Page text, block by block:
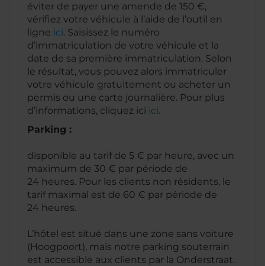
éviter de payer une amende de 150 €,
vérifiez votre véhicule à l’aide de l’outil en
ligne ici. Saisissez le numéro
d’immatriculation de votre véhicule et la
date de sa première immatriculation. Selon
le résultat, vous pouvez alors immatriculer
votre véhicule gratuitement ou acheter un
permis ou une carte journalière. Pour plus
d’informations, cliquez ici ici.
Parking :
disponible au tarif de 5 € par heure, avec un
maximum de 30 € par période de
24 heures. Pour les clients non résidents, le
tarif maximal est de 60 € par période de
24 heures.
L’hôtel est situé dans une zone sans voiture
(Hoogpoort), mais notre parking souterrain
est accessible aux clients par la Onderstraat.